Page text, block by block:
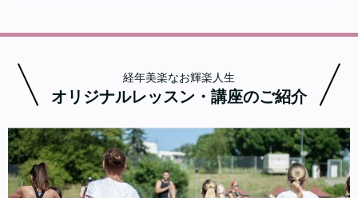
経年美楽なお輝楽人生
オリジナルレッスン・講座のご紹介